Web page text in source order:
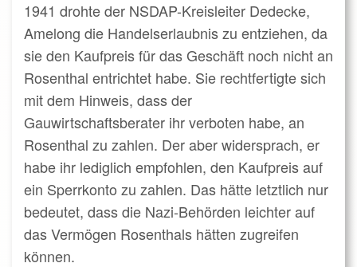
1941 drohte der NSDAP-Kreisleiter Dedecke,
Amelong die Handelserlaubnis zu entziehen, da
sie den Kaufpreis für das Geschäft noch nicht an
Rosenthal entrichtet habe. Sie rechtfertigte sich
mit dem Hinweis, dass der
Gauwirtschaftsberater ihr verboten habe, an
Rosenthal zu zahlen. Der aber widersprach, er
habe ihr lediglich empfohlen, den Kaufpreis auf
ein Sperrkonto zu zahlen. Das hätte letztlich nur
bedeutet, dass die Nazi-Behörden leichter auf
das Vermögen Rosenthals hätten zugreifen
können.